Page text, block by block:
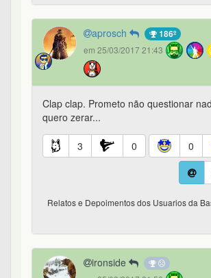
aprosch 186º
em 25/03/2017 21:43
Clap clap. Prometo não questionar
quero zerar...
3 0 0
Relatos e Depoimentos dos Usuarios da
ironside